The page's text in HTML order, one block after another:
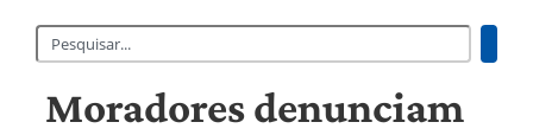
Moradores denunciam